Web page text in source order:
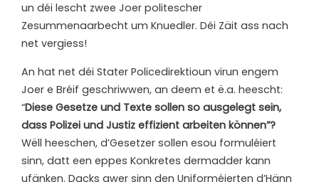
un déi lescht zwee Joer politescher
Zesummenaarbecht um Knuedler. Déi Zäit ass nach
net vergiess!
An hat net déi Stater Policedirektioun virun engem
Joer e Bréif geschriwwen, an deem et ë.a. heescht:
“Diese Gesetze und Texte sollen so ausgelegt sein,
dass Polizei und Justiz effizient arbeiten können”?
Wëll heeschen, d’Gesetzer sollen esou formuléiert
sinn, datt een eppes Konkretes dermadder kann
ufänken. Dacks awer sinn den Uniforméierten d’Hänn